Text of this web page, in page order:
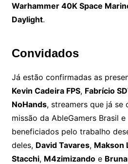
Warhammer 40K Space
Daylight.
Convidados
Já estão confirmadas as
Kevin Cadeira FPS, Fabrício
NoHands, streamers que já se
missão da AbleGamers Brasil
beneficiados pelo trabalho
deles, David Tavares, Makson
Stacchi, M4zimizandoe